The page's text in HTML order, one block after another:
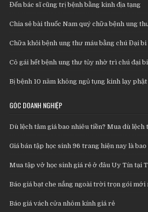
Đến bác sĩ cũng trị bệnh bằng kinh địa tạng
Chia sẻ bài thuốc Nam quý chữa bệnh ung
Chữa khỏi bệnh ung thư máu bằng chú Đại
Cô gái hết bệnh ung thư tủy nhờ trì chú đại bi
Bị bệnh 10 năm không ngủ tụng kinh lạy
GÓC DOANH NGHIỆP
Dù lệch tâm giá bao nhiêu tiền? Mua dù lệch
Giá bán tập học sinh 96 trang hiện nay là
Mua tập vở học sinh giá rẻ ở đâu Uy Tín tại
Báo giá bạt che nắng ngoài trời trọn gói mới
Báo giá vách cửa nhôm kính giá rẻ